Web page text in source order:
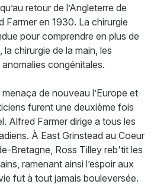
retour de l’Angleterre de
Farmer en 1930. La chirurgie
pour comprendre en plus de
chirurgie de la main, les
congénitales.
de nouveau l’Europe et
furent une deuxième fois
Alfred Farmer dirige a tous les
À East Grinstead au Coeur
Bretagne, Ross Tilley reb'tit les
ramenant ainsi l’espoir aux
fut à tout jamais bouleversée.